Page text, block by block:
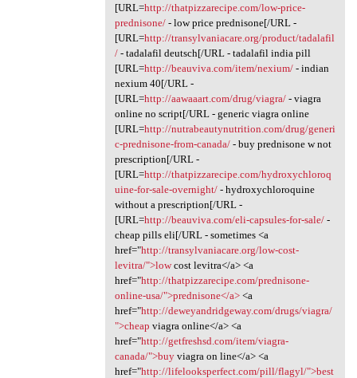
[URL=http://thatpizzarecipe.com/low-price-
prednisone/- low price prednisone[/URL -
[URL=http://transylvaniacare.org/product/tadalafil
/- tadalafil deutsch[/URL - tadalafil india pill
[URL=http://beauviva.com/item/nexium/- indian
nexium 40[/URL -
[URL=http://aawaaart.com/drug/viagra/- viagra
online no script[/URL - generic viagra online
[URL=http://nutrabeautynutrition.com/drug/generi
c-prednisone-from-canada/- buy prednisone w not
prescription[/URL -
[URL=http://thatpizzarecipe.com/hydroxychloroq
uine-for-sale-overnight/- hydroxychloroquine
without a prescription[/URL -
[URL=http://beauviva.com/eli-capsules-for-sale/-
cheap pills eli[/URL - sometimes <a
href="http://transylvaniacare.org/low-cost-
levitra/">lowcost levitra</a> <a
href="http://thatpizzarecipe.com/prednisone-
online-usa/">prednisone</a><a
href="http://deweyandridgeway.com/drugs/viagra/
">cheap viagra online</a> <a
href="http://getfreshsd.com/item/viagra-
canada/">buyviagra on line</a> <a
href="http://lifelooksperfect.com/pill/flagyl/">best